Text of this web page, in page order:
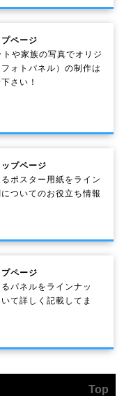
ページ
や家族の写真でオリジ
ォトパネル）の制作は
さい！
プページ
ポスター用紙をライン
ついてのお役立ち情報
ページ
パネルをラインナッ
て詳しく記載してま
Top